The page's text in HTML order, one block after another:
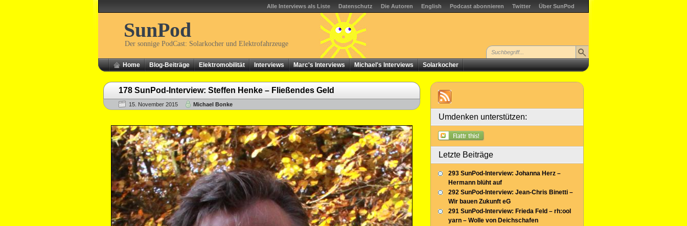
Alle Interviews als Liste Datenschutz Die Autoren English Podcast abonnieren Twitter Über SunPod
SunPod
Der sonnige PodCast: Solarkocher und Elektrofahrzeuge
Home Blog-Beiträge Elektromobilität Interviews Marc's Interviews Michael's Interviews Solarkocher
178 SunPod-Interview: Steffen Henke – Fließendes Geld
15. November 2015 Michael Bonke
Umdenken unterstützen:
Letzte Beiträge
293 SunPod-Interview: Johanna Herz –
Hermann blüht auf
292 SunPod-Interview: Jean-Chris Binetti –
Wir bauen Zukunft eG
291 SunPod-Interview: Frieda Feld – rh:ool
yarn – Wolle von Deichschafen